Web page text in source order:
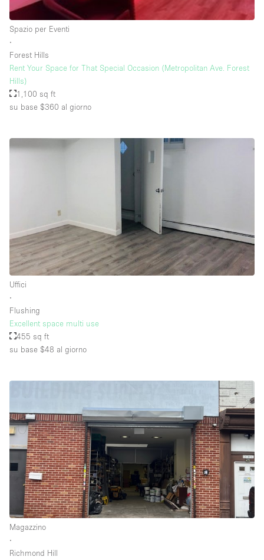
Raw
Sistema di sicurezza
Soundproof
Stile Haussmann
Vista incredibile
Water Access
Whitebox / Minimal
Piano/Accesso
Seminterrato
Piano terra su corte
Terrazza
Di sopra
Altro
Spazio per Eventi
∙
Forest Hills
Rent Your Space for That Special Occasion (Metropolitan Ave. Forest
Hills)
1,100 sq ft
su base $360 al giorno
Uffici
∙
Flushing
Excellent space multi use
455 sq ft
su base $48 al giorno
Magazzino
∙
Richmond Hill